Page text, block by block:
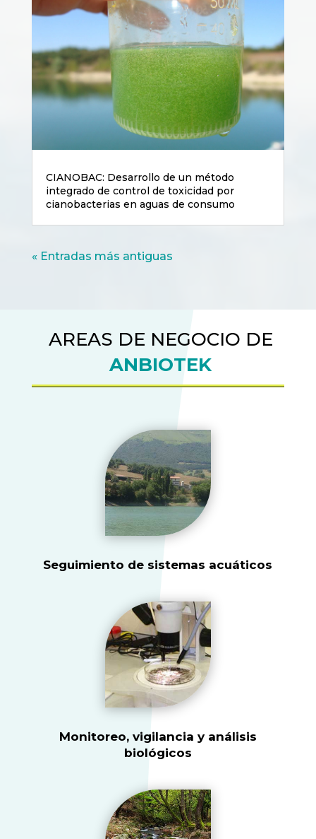
CIANOBAC: Desarrollo de un método
integrado de control de toxicidad por
cianobacterias en aguas de consumo
« Entradas más antiguas
AREAS DE NEGOCIO DE
ANBIOTEK
Seguimiento de sistemas acuáticos
Monitoreo, vigilancia y análisis
biológicos